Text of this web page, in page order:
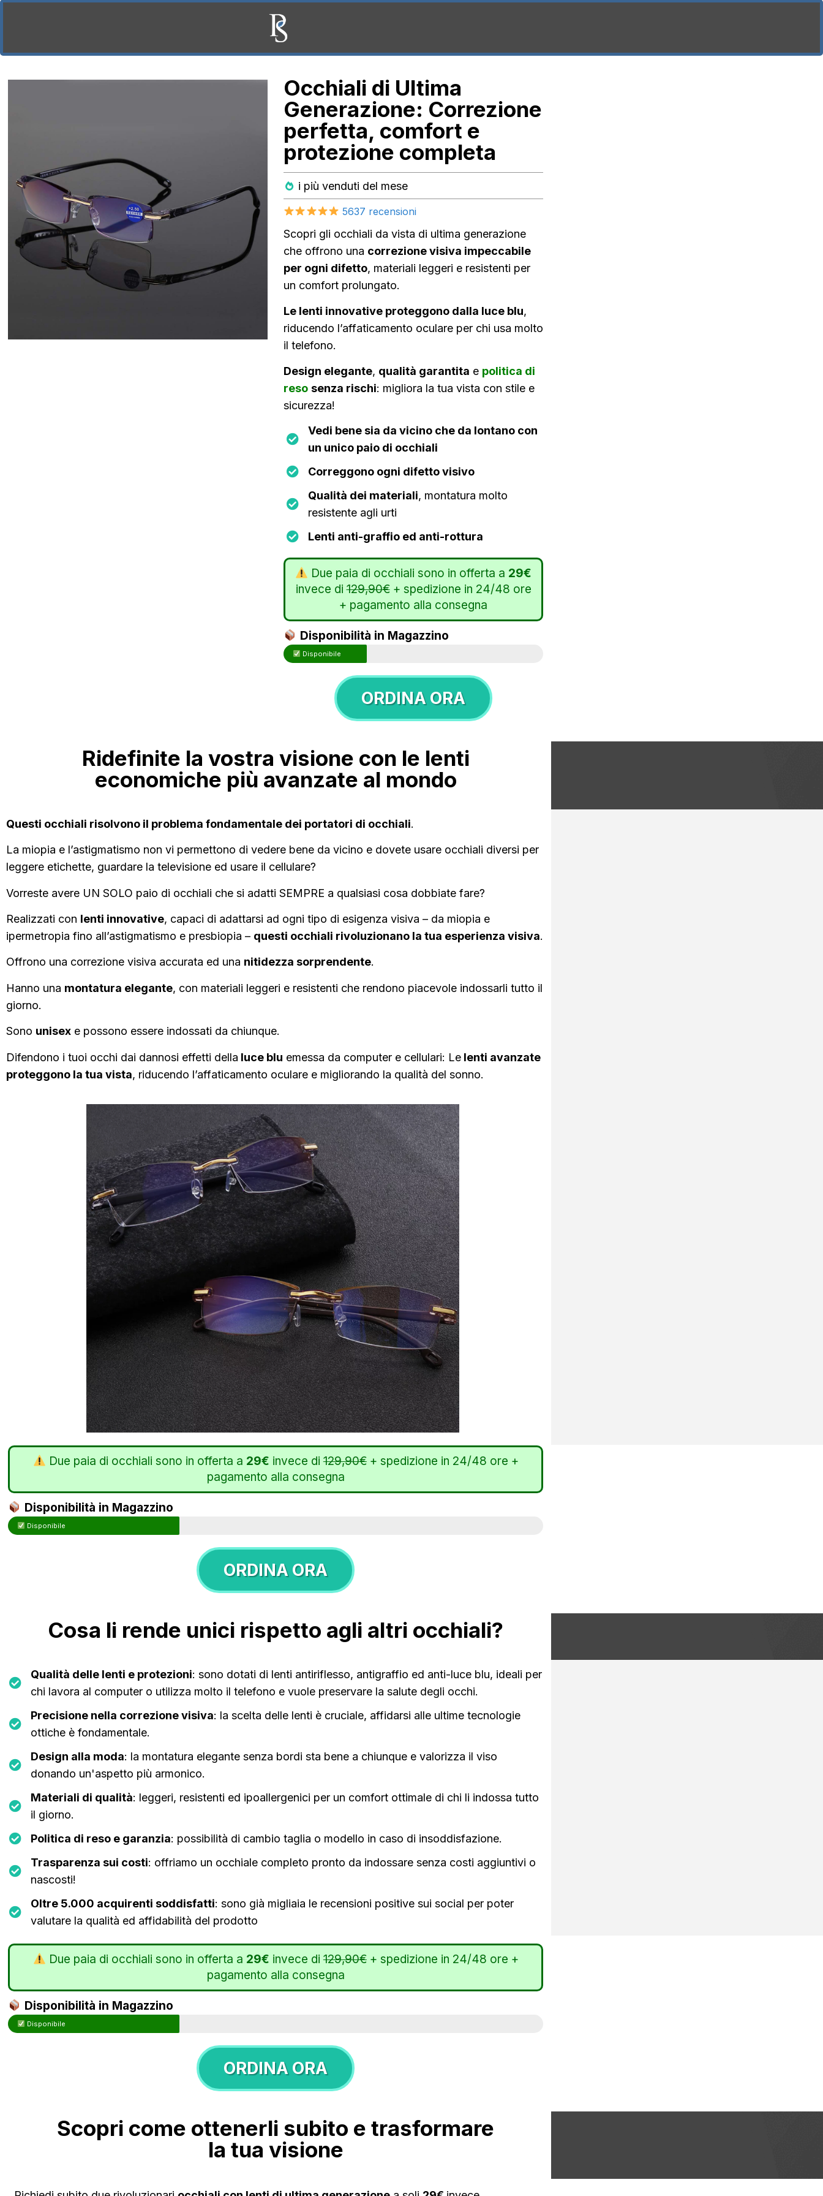
Occhiali di Ultima
Generazione: Correzione
perfetta, comfort e
protezione completa
i più venduti del mese
5637 recensioni
Scopri gli occhiali da vista di ultima generazione
che offrono una correzione visiva impeccabile
per ogni difetto, materiali leggeri e resistenti per
un comfort prolungato.
Le lenti innovative proteggono dalla luce blu,
riducendo l’affaticamento oculare per chi usa molto
il telefono.
Design elegante, qualità garantita e politica di
reso senza rischi: migliora la tua vista con stile e
sicurezza!
Vedi bene sia da vicino che da lontano con
un unico paio di occhiali
Correggono ogni difetto visivo
Qualità dei materiali, montatura molto
resistente agli urti
Lenti anti-graffio ed anti-rottura
Due paia di occhiali sono in offerta a 29€
invece di129,90€+ spedizione in 24/48 ore
+ pagamento alla consegna
Disponibilità in Magazzino
Disponibile
ORDINA ORA
Ridefinite la vostra visione con le lenti
economiche più avanzate al mondo
Questi occhiali risolvono il problema fondamentale dei portatori di occhiali.
La miopia e l’astigmatismo non vi permettono di vedere bene da vicino e dovete usare occhiali diversi per
leggere etichette, guardare la televisione ed usare il cellulare?
Vorreste avere UN SOLO paio di occhiali che si adatti SEMPRE a qualsiasi cosa dobbiate fare?
Realizzati con lenti innovative, capaci di adattarsi ad ogni tipo di esigenza visiva – da miopia e
ipermetropia fino all’astigmatismo e presbiopia – questi occhiali rivoluzionano la tua esperienza visiva.
Offrono una correzione visiva accurata ed una nitidezza sorprendente.
Hanno una montatura elegante, con materiali leggeri e resistenti che rendono piacevole indossarli tutto il
giorno.
Sono unisex e possono essere indossati da chiunque.
Difendono i tuoi occhi dai dannosi effetti della luce blu emessa da computer e cellulari: Le lenti avanzate
proteggono la tua vista, riducendo l’affaticamento oculare e migliorando la qualità del sonno.
Due paia di occhiali sono in offerta a 29€ invece di129,90€+ spedizione in 24/48 ore +
pagamento alla consegna
Disponibilità in Magazzino
Disponibile
ORDINA ORA
Cosa li rende unici rispetto agli altri occhiali?
Qualità delle lenti e protezioni: sono dotati di lenti antiriflesso, antigraffio ed anti-luce blu, ideali per
chi lavora al computer o utilizza molto il telefono e vuole preservare la salute degli occhi.
Precisione nella correzione visiva: la scelta delle lenti è cruciale, affidarsi alle ultime tecnologie
ottiche è fondamentale.
Design alla moda: la montatura elegante senza bordi sta bene a chiunque e valorizza il viso
donando un'aspetto più armonico.
Materiali di qualità: leggeri, resistenti ed ipoallergenici per un comfort ottimale di chi li indossa tutto
il giorno.
Politica di reso e garanzia: possibilità di cambio taglia o modello in caso di insoddisfazione.
Trasparenza sui costi: offriamo un occhiale completo pronto da indossare senza costi aggiuntivi o
nascosti!
Oltre 5.000 acquirenti soddisfatti: sono già migliaia le recensioni positive sui social per poter
valutare la qualità ed affidabilità del prodotto
Due paia di occhiali sono in offerta a 29€ invece di129,90€+ spedizione in 24/48 ore +
pagamento alla consegna
Disponibilità in Magazzino
Disponibile
ORDINA ORA
Scopri come ottenerli subito e trasformare
la tua visione